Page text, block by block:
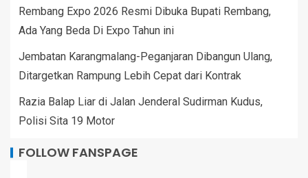
Rembang Expo 2026 Resmi Dibuka Bupati Rembang,
Ada Yang Beda Di Expo Tahun ini
Jembatan Karangmalang-Peganjaran Dibangun Ulang,
Ditargetkan Rampung Lebih Cepat dari Kontrak
Razia Balap Liar di Jalan Jenderal Sudirman Kudus,
Polisi Sita 19 Motor
FOLLOW FANSPAGE